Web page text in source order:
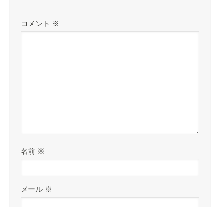
コメント ※
名前 ※
メール ※